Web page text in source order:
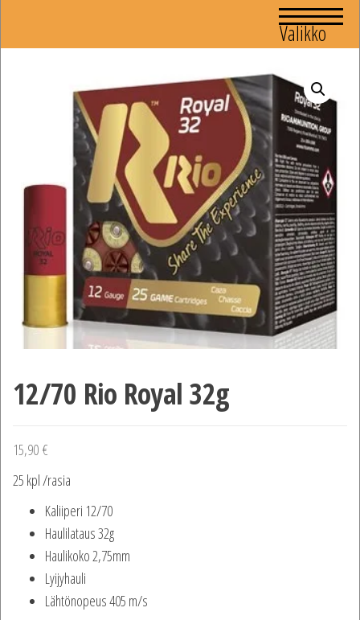
Valikko
12/70 Rio Royal 32g
15,90 €
25 kpl /rasia
Kaliiperi 12/70
Haulilataus 32g
Haulikoko 2,75mm
Lyijyhauli
Lähtönopeus 405 m/s